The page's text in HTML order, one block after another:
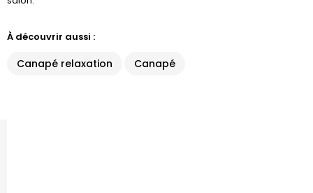
À découvrir aussi :
Canapé relaxation Canapé